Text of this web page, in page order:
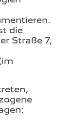
die
Straße 7,